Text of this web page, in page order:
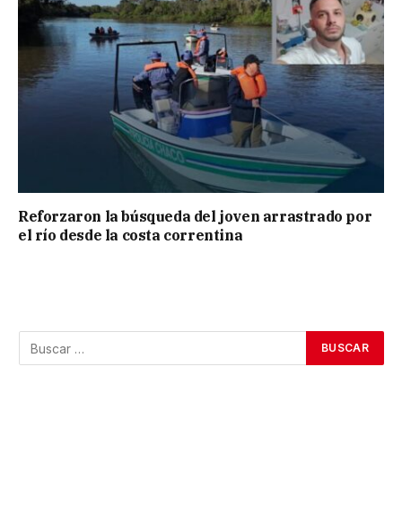
Reforzaron la búsqueda del joven arrastrado por
el río desde la costa correntina